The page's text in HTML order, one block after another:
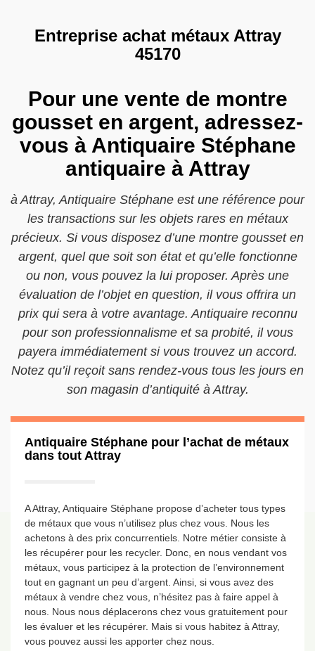
Entreprise achat métaux Attray
45170
Pour une vente de montre
gousset en argent, adressez-
vous à Antiquaire Stéphane
antiquaire à Attray
à Attray, Antiquaire Stéphane est une référence pour
les transactions sur les objets rares en métaux
précieux. Si vous disposez d’une montre gousset en
argent, quel que soit son état et qu’elle fonctionne
ou non, vous pouvez la lui proposer. Après une
évaluation de l’objet en question, il vous offrira un
prix qui sera à votre avantage. Antiquaire reconnu
pour son professionnalisme et sa probité, il vous
payera immédiatement si vous trouvez un accord.
Notez qu’il reçoit sans rendez-vous tous les jours en
son magasin d’antiquité à Attray.
Antiquaire Stéphane pour l’achat de métaux
dans tout Attray
A Attray, Antiquaire Stéphane propose d’acheter tous types
de métaux que vous n’utilisez plus chez vous. Nous les
achetons à des prix concurrentiels. Notre métier consiste à
les récupérer pour les recycler. Donc, en nous vendant vos
métaux, vous participez à la protection de l’environnement
tout en gagnant un peu d’argent. Ainsi, si vous avez des
métaux à vendre chez vous, n’hésitez pas à faire appel à
nous. Nous nous déplacerons chez vous gratuitement pour
les évaluer et les récupérer. Mais si vous habitez à Attray,
vous pouvez aussi les apporter chez nous.